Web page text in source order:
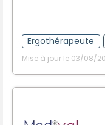
Ergothérapeute
Mise à jour le 03/08/